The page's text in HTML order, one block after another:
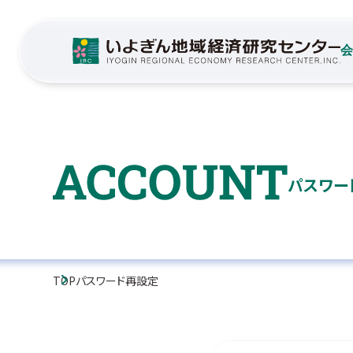
パスワ
TOPパスワード再設定